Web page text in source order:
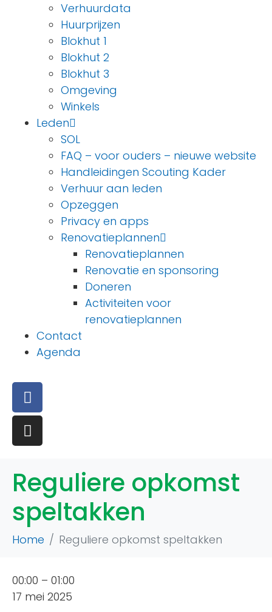
Verhuurdata
Huurprijzen
Blokhut 1
Blokhut 2
Blokhut 3
Omgeving
Winkels
Leden
SOL
FAQ – voor ouders – nieuwe website
Handleidingen Scouting Kader
Verhuur aan leden
Opzeggen
Privacy en apps
Renovatieplannen
Renovatieplannen
Renovatie en sponsoring
Doneren
Activiteiten voor
renovatieplannen
Contact
Agenda
Reguliere opkomst
speltakken
Home Reguliere opkomst speltakken
00:00 – 01:00
17 mei 2025